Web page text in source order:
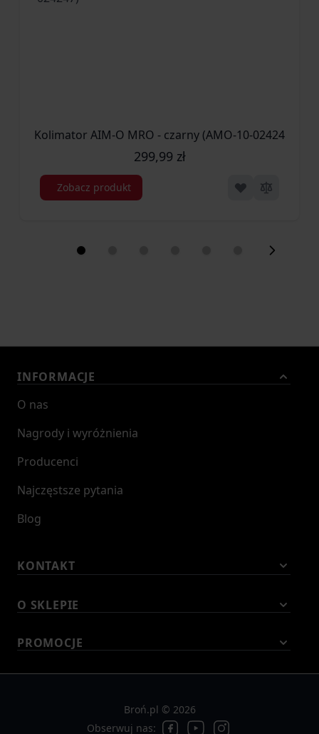
Kolimator AIM-O MRO - czarny (AMO-10-024247)
299,99 zł
Zobacz produkt
INFORMACJE
O nas
Nagrody i wyróżnienia
Producenci
Najczęstsze pytania
Blog
KONTAKT
O SKLEPIE
PROMOCJE
Broń.pl © 2026
Obserwuj nas: